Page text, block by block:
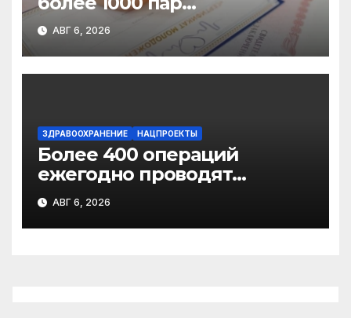
новобрачных получили
«Сертификат
молодоженов»
АВГ 6, 2026
ЗДРАВООХРАНЕНИЕ НАЦПРОЕКТЫ
Более 400 операций
ежегодно проводят
торакальные хирурги
Архангельского
онкодиспансера
АВГ 6, 2026